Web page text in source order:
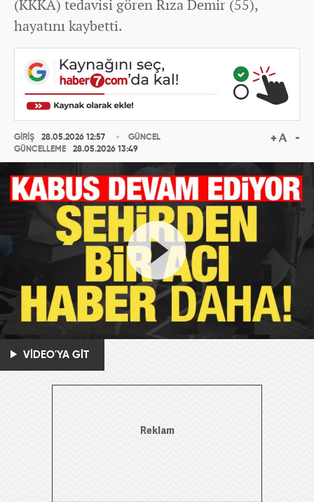
(KKKA) tedavisi gören Rıza Demir (55),
hayatını kaybetti.
GİRİŞ
28.05.2026 12:57
GÜNCELLEME
28.05.2026 13:49
GÜNCEL
VİDEO'YA GİT